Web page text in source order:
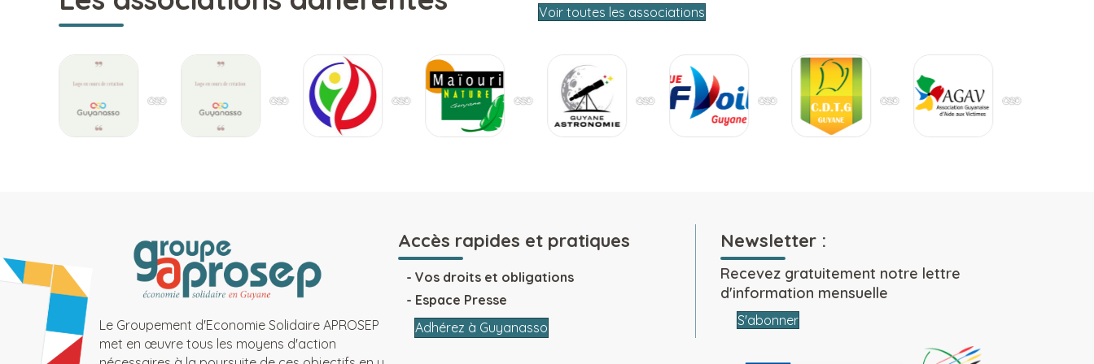
Voir toutes les associations
Le Groupement d'Economie Solidaire APROSEP
met en œuvre tous les moyens d'action
Accès rapides et pratiques
Vos droits et obligations
Espace Presse
Adhérez à Guyanasso
Newsletter :
Recevez gratuitement notre lettre
d'information mensuelle
S'abonner